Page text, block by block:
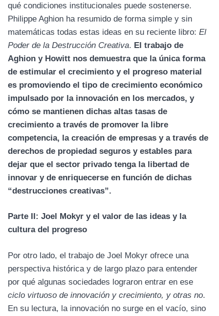
qué condiciones institucionales puede sostenerse.
Philippe Aghion ha resumido de forma simple y sin
matemáticas todas estas ideas en su reciente libro: El
Poder de la Destrucción Creativa. El trabajo de
Aghion y Howitt nos demuestra que la única forma
de estimular el crecimiento y el progreso material
es promoviendo el tipo de crecimiento económico
impulsado por la innovación en los mercados, y
cómo se mantienen dichas altas tasas de
crecimiento a través de promover la libre
competencia, la creación de empresas y a través de
derechos de propiedad seguros y estables para
dejar que el sector privado tenga la libertad de
innovar y de enriquecerse en función de dichas
“destrucciones creativas”.
Parte II: Joel Mokyr y el valor de las ideas y la
cultura del progreso
Por otro lado, el trabajo de Joel Mokyr ofrece una
perspectiva histórica y de largo plazo para entender
por qué algunas sociedades lograron entrar en ese
ciclo virtuoso de innovación y crecimiento, y otras no.
En su lectura, la innovación no surge en el vacío, sino